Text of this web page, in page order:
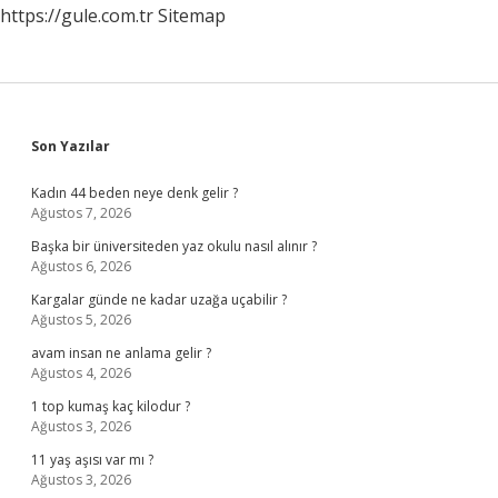
https://gule.com.trSitemap
Sidebar
Son Yazılar
Kadın 44 beden neye denk gelir ?
Ağustos 7, 2026
Başka bir üniversiteden yaz okulu nasıl alınır ?
Ağustos 6, 2026
Kargalar günde ne kadar uzağa uçabilir ?
Ağustos 5, 2026
avam insan ne anlama gelir ?
Ağustos 4, 2026
1 top kumaş kaç kilodur ?
Ağustos 3, 2026
11 yaş aşısı var mı ?
Ağustos 3, 2026